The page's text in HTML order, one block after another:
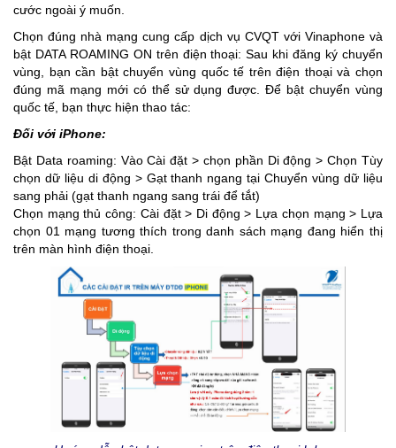
cước ngoài ý muốn.
Chọn đúng nhà mạng cung cấp dịch vụ CVQT với Vinaphone và
bật DATA ROAMING ON trên điện thoại: Sau khi đăng ký chuyển
vùng, bạn cần bật chuyển vùng quốc tế trên điện thoại và chọn
đúng mã mạng mới có thể sử dụng được. Để bật chuyển vùng
quốc tế, bạn thực hiện thao tác:
Đối với iPhone:
Bật Data roaming: Vào Cài đặt > chọn phần Di động > Chọn Tùy
chọn dữ liệu di động > Gạt thanh ngang tại Chuyển vùng dữ liệu
sang phải (gạt thanh ngang sang trái để tắt)
Chọn mạng thủ công: Cài đặt > Di động > Lựa chọn mạng > Lựa
chọn 01 mạng tương thích trong danh sách mạng đang hiển thị
trên màn hình điện thoại.